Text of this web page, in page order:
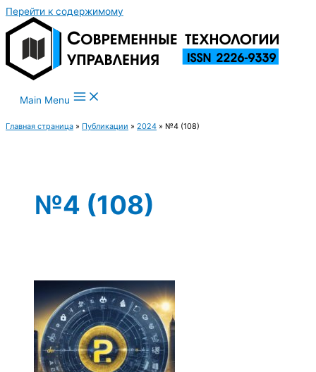
Перейти к содержимому
Main Menu
Главная страница » Публикации » 2024 » №4 (108)
№4 (108)